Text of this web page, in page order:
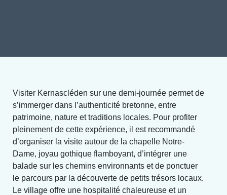
Visiter Kernascléden sur une demi-journée permet de
s’immerger dans l’authenticité bretonne, entre
patrimoine, nature et traditions locales. Pour profiter
pleinement de cette expérience, il est recommandé
d’organiser la visite autour de la chapelle Notre-
Dame, joyau gothique flamboyant, d’intégrer une
balade sur les chemins environnants et de ponctuer
le parcours par la découverte de petits trésors locaux.
Le village offre une hospitalité chaleureuse et un